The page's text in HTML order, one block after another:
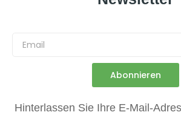
Abonnieren
Hinterlassen Sie Ihre E-Mail-